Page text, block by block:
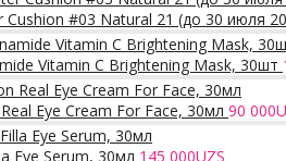
Cushion #03 Natural 21 (до 30 июля
Vitamin C Brightening Mask, 30шт
Eye Cream For Face, 30мл 90 000
Eye Serum, 30мл 145 000UZS